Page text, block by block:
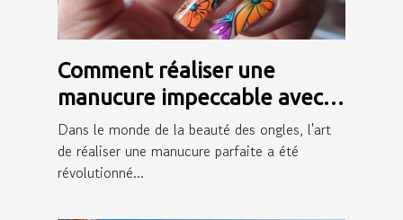
Comment réaliser une
manucure impeccable avec
des autocollants pour ongles
Dans le monde de la beauté des ongles, l'art
de réaliser une manucure parfaite a été
révolutionné...